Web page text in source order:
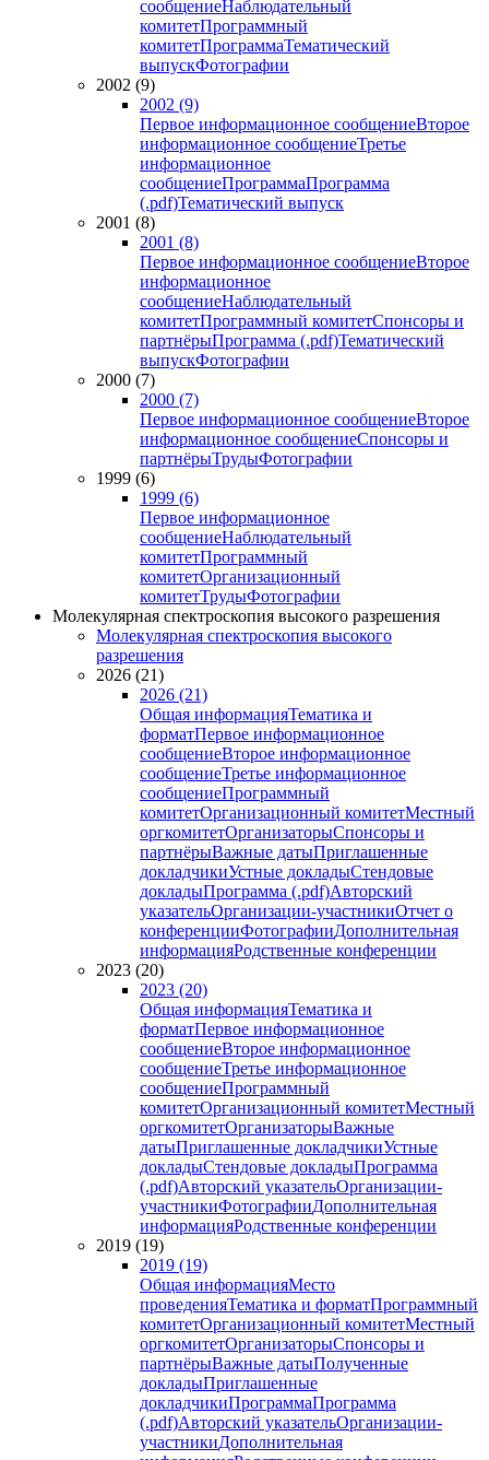
сообщениеНаблюдательный
комитетПрограммный
комитетПрограммаТематический
выпускФотографии
2002 (9)
2002 (9)
Первое информационное сообщениеВторое
информационное сообщениеТретье
информационное
сообщениеПрограммаПрограмма
(.pdf)Тематический выпуск
2001 (8)
2001 (8)
Первое информационное сообщениеВторое
информационное
сообщениеНаблюдательный
комитетПрограммный комитетСпонсоры и
партнёрыПрограмма (.pdf)Тематический
выпускФотографии
2000 (7)
2000 (7)
Первое информационное сообщениеВторое
информационное сообщениеСпонсоры и
партнёрыТрудыФотографии
1999 (6)
1999 (6)
Первое информационное
сообщениеНаблюдательный
комитетПрограммный
комитетОрганизационный
комитетТрудыФотографии
Молекулярная спектроскопия высокого разрешения
Молекулярная спектроскопия высокого
разрешения
2026 (21)
2026 (21)
Общая информацияТематика и
форматПервое информационное
сообщениеВторое информационное
сообщениеТретье информационное
сообщениеПрограммный
комитетОрганизационный комитетМестный
оргкомитетОрганизаторыСпонсоры и
партнёрыВажные датыПриглашенные
докладчикиУстные докладыСтендовые
докладыПрограмма (.pdf)Авторский
указательОрганизации-участникиОтчет о
конференцииФотографииДополнительная
информацияРодственные конференции
2023 (20)
2023 (20)
Общая информацияТематика и
форматПервое информационное
сообщениеВторое информационное
сообщениеТретье информационное
сообщениеПрограммный
комитетОрганизационный комитетМестный
оргкомитетОрганизаторыВажные
датыПриглашенные докладчикиУстные
докладыСтендовые докладыПрограмма
(.pdf)Авторский указательОрганизации-
участникиФотографииДополнительная
информацияРодственные конференции
2019 (19)
2019 (19)
Общая информацияМесто
проведенияТематика и форматПрограммный
комитетОрганизационный комитетМестный
оргкомитетОрганизаторыСпонсоры и
партнёрыВажные датыПолученные
докладыПриглашенные
докладчикиПрограммаПрограмма
(.pdf)Авторский указательОрганизации-
участникиДополнительная